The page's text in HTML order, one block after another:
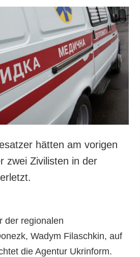
hätten am vorigen
zwei Zivilisten in der
der regionalen
Wadym Filaschkin, auf
die Agentur Ukrinform.